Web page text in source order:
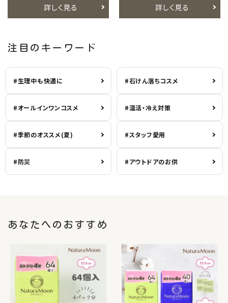
詳しく見る 詳しく見る
注目のキーワード
#生理中も快適に #石けん落ちコスメ
#オールインワンコスメ #温活・冷え対策
#季節のオススメ(夏) #スタッフ愛用
#防災 #アウトドアのお供
あなたへのおすすめ